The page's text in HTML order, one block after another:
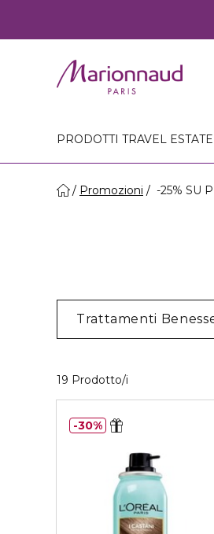
PRODOTTI TRAVEL
Promozioni -25% SU
Trattamenti
19 Prodotto/i
30%